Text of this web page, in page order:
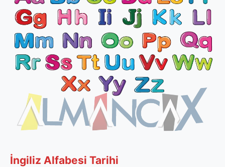
İngiliz Alfabesi Tarihi